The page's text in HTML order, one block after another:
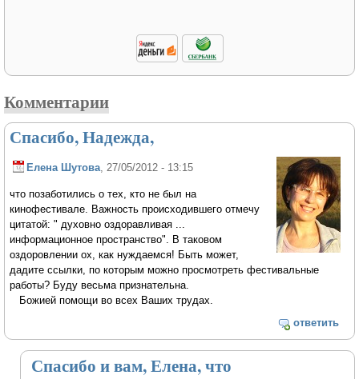
Комментарии
Спасибо, Надежда,
Елена Шутова , 27/05/2012 - 13:15
что позаботились о тех, кто не был на
кинофестивале. Важность происходившего отмечу
цитатой: " духовно оздоравливая ...
информационное пространство". В таковом
оздоровлении ох, как нуждаемся! Быть может,
дадите ссылки, по которым можно просмотреть фестивальные
работы? Буду весьма признательна.
Божией помощи во всех Ваших трудах.
ответить
Спасибо и вам, Елена, что